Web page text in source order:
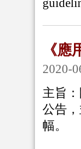
《
2020-
主旨
公告
幅。